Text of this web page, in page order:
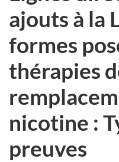
ajouts à la
formes
thérapies
nicotine :
preuves